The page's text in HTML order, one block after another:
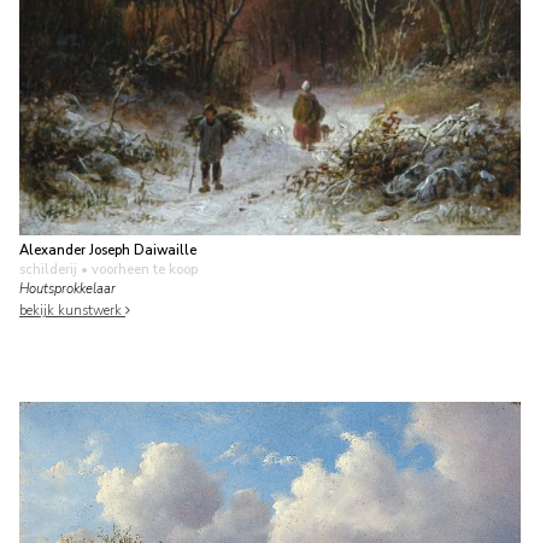
Alexander Joseph Daiwaille
schilderij • voorheen te koop
Houtsprokkelaar
bekijk kunstwerk